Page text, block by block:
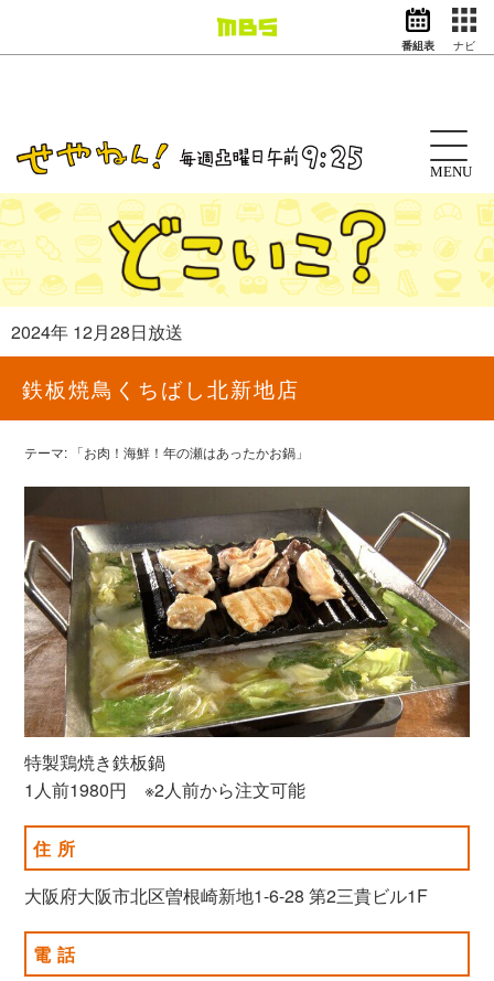
ドラマ
アニメ
動画イズム ニュース
天気・防災 イベント
映画
グッズ
番組表 ナビ
MENU
2024年 12月28日放送
鉄板焼鳥くちばし北新地店
テーマ: 「お肉！海鮮！年の瀬はあったかお鍋」
特製鶏焼き鉄板鍋
1人前1980円 ※2人前から注文可能
住所
大阪府大阪市北区曽根崎新地1-6-28 第2三貴ビル1F
電話